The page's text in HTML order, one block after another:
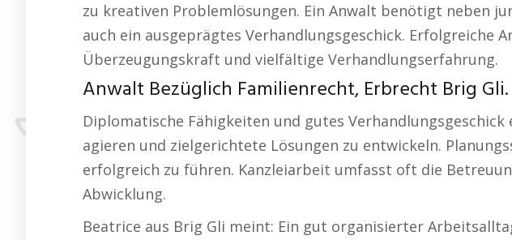
zu kreativen Problemlösungen. Ein Anwalt benötigt neben
auch ein ausgeprägtes Verhandlungsgeschick.
Überzeugungskraft und vielfältige Verhandlungserfahrung.
Anwalt Bezüglich Familienrecht, Erbrecht Brig Gli.
Diplomatische Fähigkeiten und gutes
agieren und zielgerichtete Lösungen zu entwickeln.
erfolgreich zu führen. Kanzleiarbeit umfasst oft die
Abwicklung.
Beatrice aus Brig Gli meint: Ein gut organisierter